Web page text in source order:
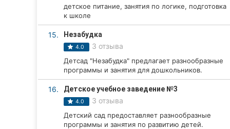
детское питание, занятия по логике, подготовка
к школе
15. Незабудка
4.0 3 отзыва
Детсад "Незабудка" предлагает разнообразные
программы и занятия для дошкольников.
16. Детское учебное заведение №3
4.0 3 отзыва
Детский сад предоставляет разнообразные
программы и занятия по развитию детей.